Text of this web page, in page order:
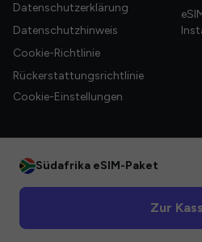
Datenschutzerklärung
Datenschutzhinweis
Cookie-Richtlinie
Rückerstattungsrichtlinie
Cookie-Einstellungen
Südafrika eSIM-Paket
Zur